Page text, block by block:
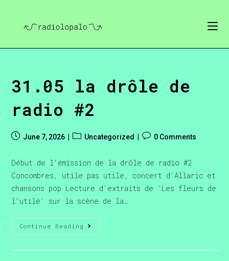
31.05 la drôle de
radio #2
June 7, 2026 Uncategorized 0 Comments
Début de l'émission de la drôle de radio #2
Concombres, utile pas utile, concert d'Allaric et
chansons pop Lecture d'extraits de 'Les fleurs de
l'utile' sur la scène de la…
Continue Reading